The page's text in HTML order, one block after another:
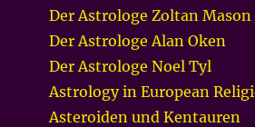
Der Astrologe Zoltan Mason
Der Astrologe Alan Oken
Der Astrologe Noel Tyl
Astrology in European
Asteroiden und Kentauren